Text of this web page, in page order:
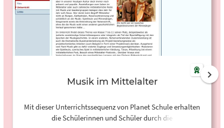
Musik im Mittelalter
Mit dieser Unterrichtssequenz von Planet Schule erhalten
die Schülerinnen und Schüler durch die